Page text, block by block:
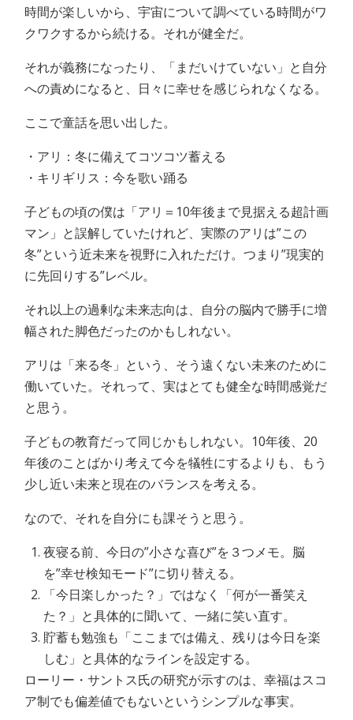
時間が楽しいから、宇宙について調べている時間がワ
クワクするから続ける。それが健全だ。
それが義務になったり、「まだいけていない」と自分
への責めになると、日々に幸せを感じられなくなる。
ここで童話を思い出した。
・アリ：冬に備えてコツコツ蓄える
・キリギリス：今を歌い踊る
子どもの頃の僕は「アリ＝10年後まで見据える超計画
マン」と誤解していたけれど、実際のアリは”この
冬”という近未来を視野に入れただけ。つまり”現実的
に先回りする”レベル。
それ以上の過剰な未来志向は、自分の脳内で勝手に増
幅された脚色だったのかもしれない。
アリは「来る冬」という、そう遠くない未来のために
働いていた。それって、実はとても健全な時間感覚だ
と思う。
子どもの教育だって同じかもしれない。10年後、20
年後のことばかり考えて今を犠牲にするよりも、もう
少し近い未来と現在のバランスを考える。
なので、それを自分にも課そうと思う。
夜寝る前、今日の”小さな喜び”を３つメモ。脳
を”幸せ検知モード”に切り替える。
「今日楽しかった？」ではなく「何が一番笑え
た？」と具体的に聞いて、一緒に笑い直す。
貯蓄も勉強も「ここまでは備え、残りは今日を楽
しむ」と具体的なラインを設定する。
ローリー・サントス氏の研究が示すのは、幸福はスコ
ア制でも偏差値でもないというシンプルな事実。